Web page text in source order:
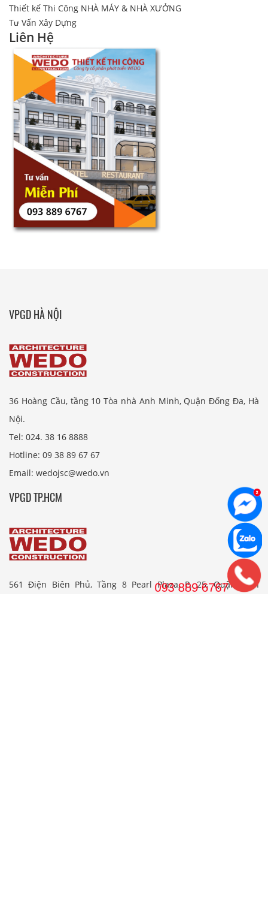
Thiết kế Thi Công NHÀ MÁY & NHÀ XƯỞNG
Tư Vấn Xây Dựng
Liên Hệ
VPGD HÀ NỘI
36 Hoàng Cầu, tầng 10 Tòa nhà Anh Minh, Quận Đống Đa, Hà
Nội.
Tel: 024. 38 16 8888
Hotline: 09 38 89 67 67
Email: wedojsc@wedo.vn
VPGD TP.HCM
561 Điện Biên Phủ, Tầng 8 Pearl Plaza, P. 25, Quận Bình